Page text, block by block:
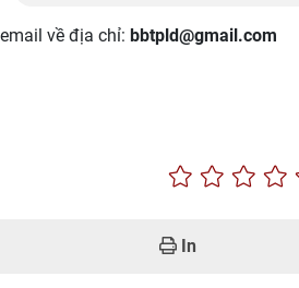
về địa chỉ: bbtpld@gmail.com
In